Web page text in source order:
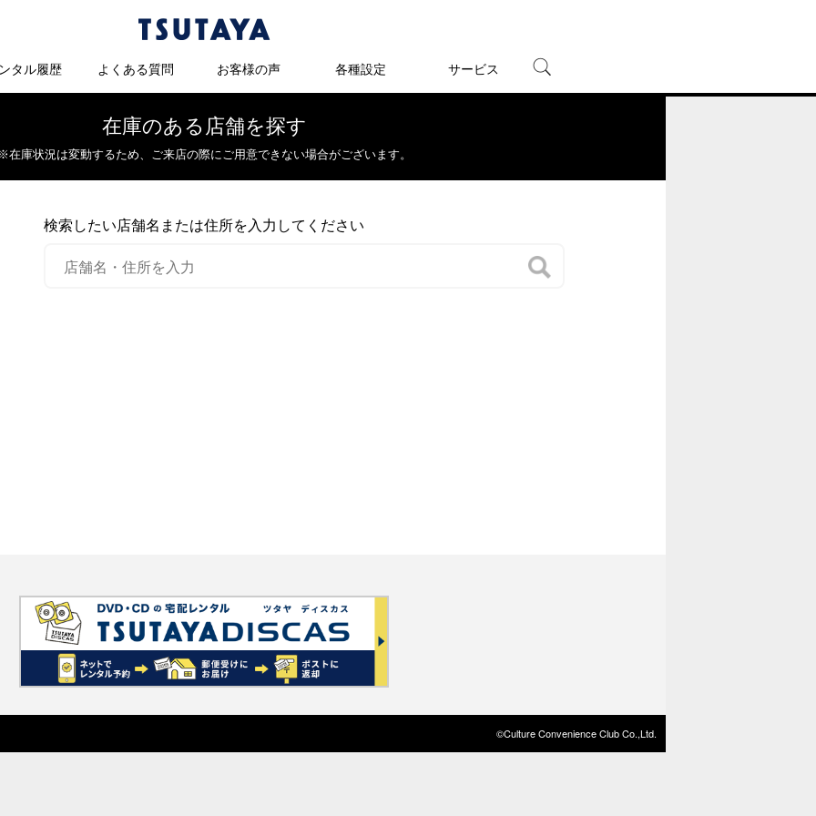
タル履歴 よくある質問 お客様の声 各種設定 サービス
在庫のある店舗を探す
在庫状況は変動するため、 ご来店の際にご用意できない場合がございます。
検索したい店舗名または住所を入力してください
©Culture Convenience Club Co.,Ltd.